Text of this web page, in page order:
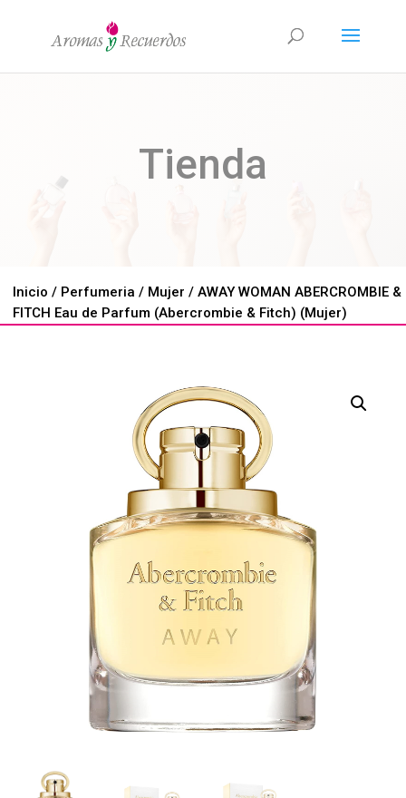
Tienda
Inicio / Perfumeria / Mujer / AWAY WOMAN ABERCROMBIE &
FITCH Eau de Parfum (Abercrombie & Fitch) (Mujer)